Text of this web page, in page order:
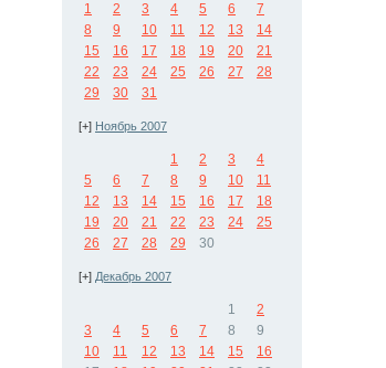
1 2 3 4 5 6
7
8
9 10 11 12 13
14
15
16 17 18 19 20
21
22
23 24 25 26 27
28
29
30 31
[+] Ноябрь 2007
1 2 3
4
5
6 7 8 9 10
11
12
13 14 15 16 17
18
19
20 21 22 23 24
25
26
27 28 29 30
[+] Декабрь 2007
1
2
3
4 5 6 7 8
9
10
11 12 13 14 15
16